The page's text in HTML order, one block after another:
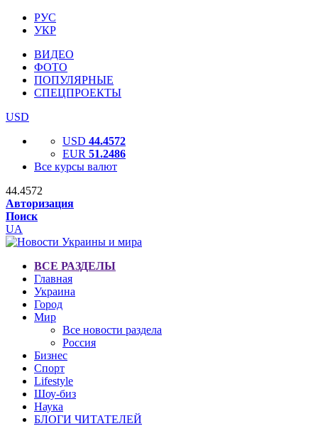
РУС
УКР
ВИДЕО
ФОТО
ПОПУЛЯРНЫЕ
СПЕЦПРОЕКТЫ
USD
USD 44.4572
EUR 51.2486
Все курсы валют
44.4572
Авторизация
Поиск
UA
ВСЕ РАЗДЕЛЫ
Главная
Украина
Город
Мир
Все новости раздела
Россия
Бизнес
Спорт
Lifestyle
Шоу-биз
Наука
БЛОГИ ЧИТАТЕЛЕЙ